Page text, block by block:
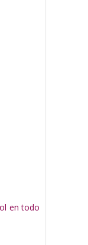
en todo